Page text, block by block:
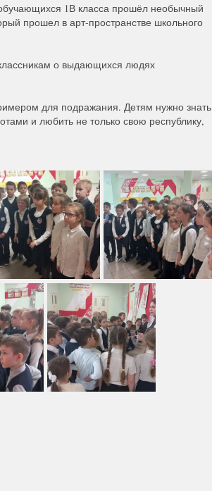
1В класса прошёл необычный
прошел в арт-пространстве школьного
о выдающихся людях
для подражания. Детям нужно знать
и любить не только свою республику,